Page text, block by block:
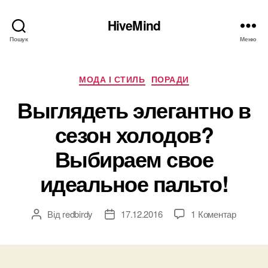
Пошук
HiveMind
Меню
Категорії
МОДА І СТИЛЬ ПОРАДИ
Выглядеть элегантно в
сезон холодов?
Выбираем свое
идеальное пальто!
Автор
Від redbirdy
Дата17.12.2016 1 Коментардо